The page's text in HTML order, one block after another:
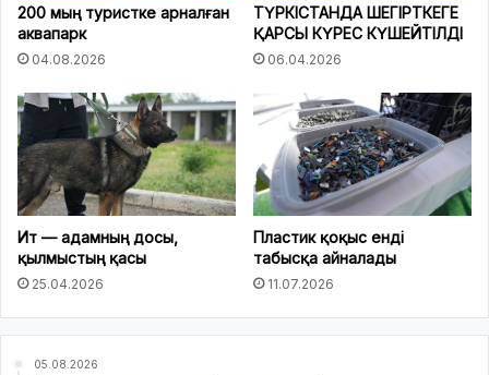
200 мың туристке арналған
аквапарк
04.08.2026
ТҮРКІСТАНДА ШЕГІРТКЕГЕ
ҚАРСЫ КҮРЕС КҮШЕЙТІЛДІ
06.04.2026
Ит — адамның досы,
қылмыстың қасы
25.04.2026
Пластик қоқыс енді
табысқа айналады
11.07.2026
05.08.2026